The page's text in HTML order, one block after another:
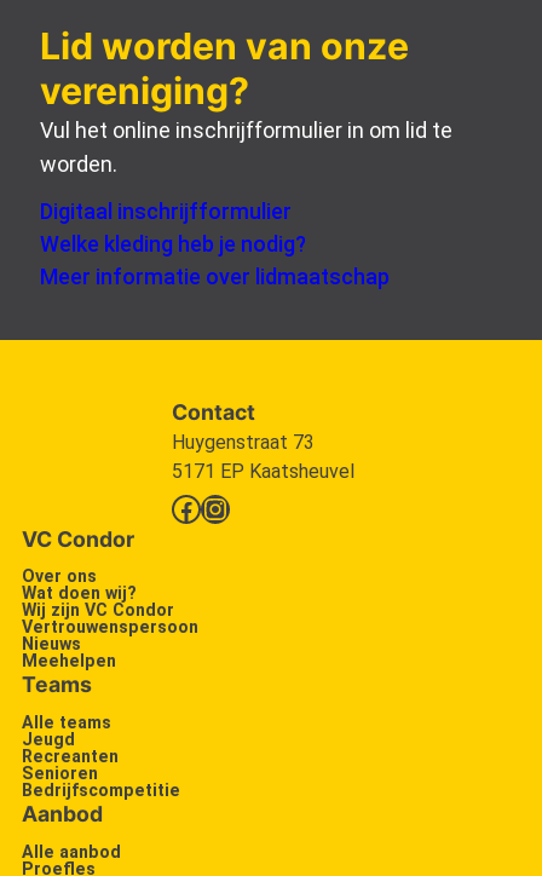
Lid worden van onze
vereniging?
Vul het online inschrijfformulier in om lid te
worden.
Digitaal inschrijfformulier
Welke kleding heb je nodig?
Meer informatie over lidmaatschap
Contact
Huygenstraat 73
5171 EP Kaatsheuvel
Facebook Instagram
VC Condor
Over ons
Wat doen wij?
Wij zijn VC Condor
Vertrouwenspersoon
Nieuws
Meehelpen
Teams
Alle teams
Jeugd
Recreanten
Senioren
Bedrijfscompetitie
Aanbod
Alle aanbod
Proefles